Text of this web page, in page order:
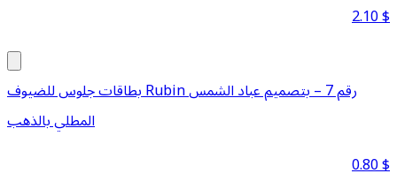
2.10$
بطاقات جلوس للضيوف Rubin رقم 7 – بتصميم عباد الشمس
المطلي بالذهب
0.80$